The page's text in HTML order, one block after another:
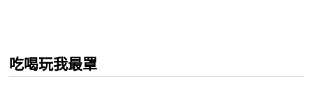
吃喝玩我最罩